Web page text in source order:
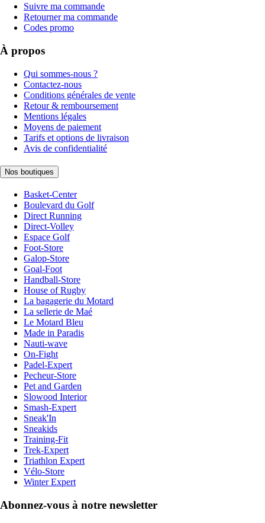
Suivre ma commande
Retourner ma commande
Codes promo
À propos
Qui sommes-nous ?
Contactez-nous
Conditions générales de vente
Retour & remboursement
Mentions légales
Moyens de paiement
Tarifs et options de livraison
Avis de confidentialité
Nos boutiques
Basket-Center
Boulevard du Golf
Direct Running
Direct-Volley
Espace Golf
Foot-Store
Galop-Store
Goal-Foot
Handball-Store
House of Rugby
La bagagerie du Motard
La sellerie de Maé
Le Motard Bleu
Made in Paradis
Nauti-wave
On-Fight
Padel-Expert
Pecheur-Store
Pet and Garden
Slowood Interior
Smash-Expert
Sneak'In
Sneakids
Training-Fit
Trek-Expert
Triathlon Expert
Vélo-Store
Winter Expert
Abonnez-vous à notre newsletter